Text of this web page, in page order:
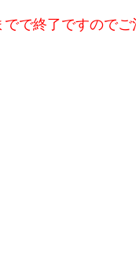
で終了ですのでご